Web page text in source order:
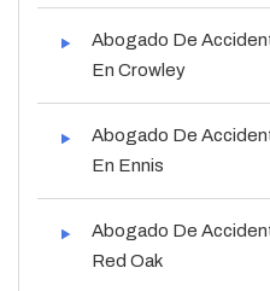
Abogado De
En Crowley
Abogado De
En Ennis
Abogado De
Red Oak